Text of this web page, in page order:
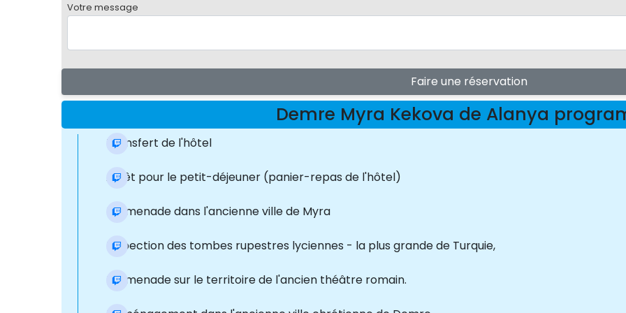
Votre message
Faire une réservation
Demre Myra Kekova de Alanya
Transfert de l'hôtel
Arrêt pour le petit-déjeuner (panier-repas de l'hôtel)
Promenade dans l'ancienne ville de Myra
Inspection des tombes rupestres lyciennes - la plus grande de Turquie,
Promenade sur le territoire de l'ancien théâtre romain.